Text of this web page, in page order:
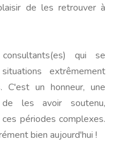
de les retrouver à
qui se
extrêmement
C'est un honneur, une
les avoir soutenu,
périodes complexes.
bien aujourd'hui !